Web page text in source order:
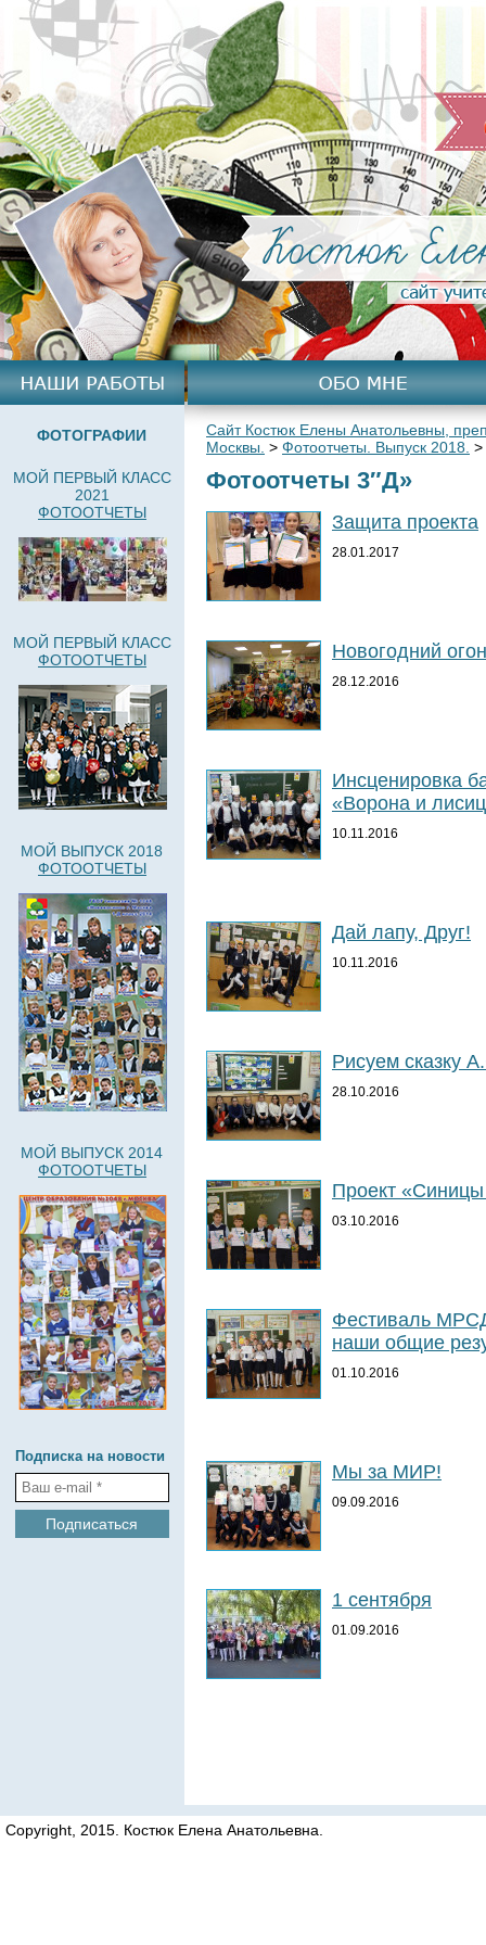
Сайт Костюк Елены Анатольевны,
Москвы. > Фотоотчеты. Выпуск 2018. >
Фотоотчеты 3″Д»
Защита проекта
28.01.2017
Новогодний
28.12.2016
Инсценировка
«Ворона и
10.11.2016
Дай лапу, Друг!
10.11.2016
Рисуем сказку
28.10.2016
Проект
03.10.2016
Фестиваль
наши общие
01.10.2016
Мы за МИР!
09.09.2016
1 сентября
01.09.2016
ФОТОГРАФИИ
МОЙ ПЕРВЫЙ КЛАСС
2021
ФОТООТЧЕТЫ
МОЙ ПЕРВЫЙ КЛАСС
ФОТООТЧЕТЫ
МОЙ ВЫПУСК 2018
ФОТООТЧЕТЫ
МОЙ ВЫПУСК 2014
ФОТООТЧЕТЫ
Подписка на новости
Copyright, 2015. Костюк Елена Анатольевна.